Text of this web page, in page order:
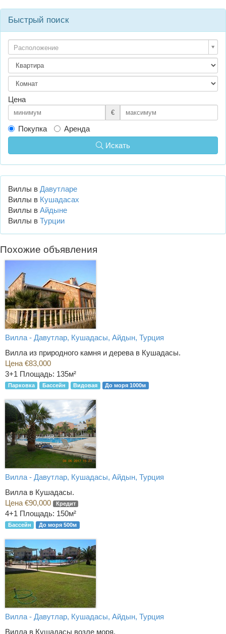
Быстрый поиск
Расположение
Цена
€
Покупка
Аренда
Искать
Виллы в Давутларе
Виллы в Кушадасах
Виллы в Айдыне
Виллы в Турции
Похожие объявления
Вилла - Давутлар, Кушадасы, Айдын, Турция
Вилла из природного камня и дерева в Кушадасы.
Цена €83,000
3+1 Площадь: 135м²
Парковка Бассейн Видовая До моря 1000м
Вилла - Давутлар, Кушадасы, Айдын, Турция
Вилла в Кушадасы.
Цена €90,000
Кредит
4+1 Площадь: 150м²
Бассейн До моря 500м
Вилла - Давутлар, Кушадасы, Айдын, Турция
Вилла в Кушадасы возле моря.